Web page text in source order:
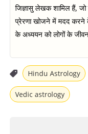
जिज्ञासु लेखक शामिल हैं,
प्रेरणा खोजने में मदद करने के
के अध्ययन को लोगों के
Hindu Astrology
Vedic astrology